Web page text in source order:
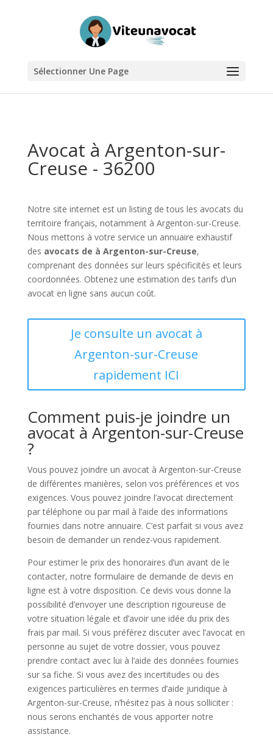
Sélectionner Une Page
Avocat à Argenton-sur-
Creuse - 36200
Notre site internet est un listing de tous les avocats du
territoire français, notamment à Argenton-sur-Creuse.
Nous mettons à votre service un annuaire exhaustif
des avocats de à Argenton-sur-Creuse,
comprenant des données sur leurs spécificités et leurs
coordonnées. Obtenez une estimation des tarifs d’un
avocat en ligne sans aucun coût.
Je consulte un avocat à
Argenton-sur-Creuse
rapidement ICI
Comment puis-je joindre un
avocat à Argenton-sur-Creuse
?
Vous pouvez joindre un avocat à Argenton-sur-Creuse
de différentes manières, selon vos préférences et vos
exigences. Vous pouvez joindre l’avocat directement
par téléphone ou par mail à l’aide des informations
fournies dans notre annuaire. C’est parfait si vous avez
besoin de demander un rendez-vous rapidement.
Pour estimer le prix des honoraires d’un avant de le
contacter, notre formulaire de demande de devis en
ligne est à votre disposition. Ce devis vous donne la
possibilité d’envoyer une description rigoureuse de
votre situation légale et d’avoir une idée du prix des
frais par mail. Si vous préférez discuter avec l’avocat en
personne au sujet de votre dossier, vous pouvez
prendre contact avec lui à l’aide des données fournies
sur sa fiche. Si vous avez des incertitudes ou des
exigences particulières en termes d’aide juridique à
Argenton-sur-Creuse, n’hésitez pas à nous solliciter :
nous serons enchantés de vous apporter notre
assistance.